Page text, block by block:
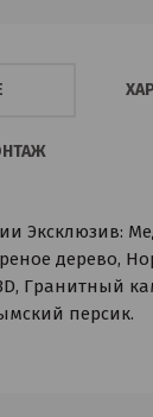
Эксклюзив:
дерево,
Гранитный
персик.